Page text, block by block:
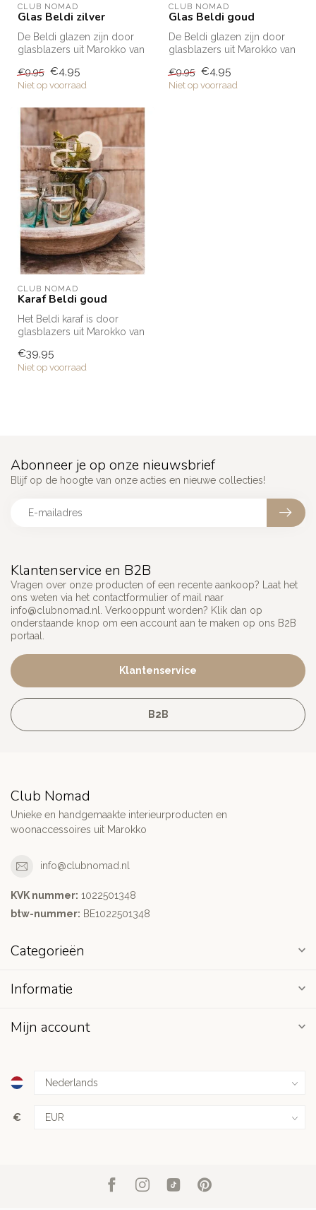
CLUB NOMAD
Glas Beldi zilver
De Beldi glazen zijn door
glasblazers uit Marokko van
Z...
€9,95 €4,95
Niet op voorraad
CLUB NOMAD
Glas Beldi goud
De Beldi glazen zijn door
glasblazers uit Marokko van
Z...
€9,95 €4,95
Niet op voorraad
CLUB NOMAD
Karaf Beldi goud
Het Beldi karaf is door
glasblazers uit Marokko van
Het...
€39,95
Niet op voorraad
Klantenservice en B2B
Vragen over onze producten of een recente aankoop? Laat het
ons weten via het contactformulier of mail naar
info@clubnomad.nl
. Verkooppunt worden? Klik dan op
onderstaande knop om een account aan te maken op ons B2B
portaal.
Klantenservice
B2B
Abonneer je op onze nieuwsbrief
Blijf op de hoogte van onze acties en nieuwe collecties!
Club Nomad
Unieke en handgemaakte interieurproducten en
woonaccessoires uit Marokko
info@clubnomad.nl
KVK nummer: 1022501348
btw-nummer: BE1022501348
Categorieën
Informatie
Mijn account
€